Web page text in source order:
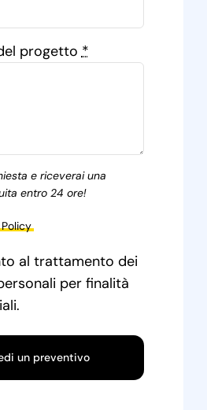
progetto*
e riceverai una
entro 24 ore!
al trattamento dei
per finalità
un preventivo